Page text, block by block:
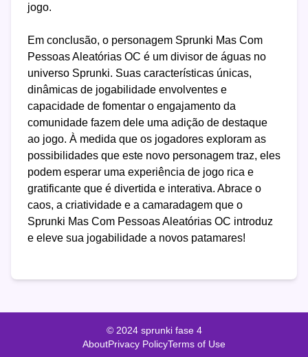
jogo.
Em conclusão, o personagem Sprunki Mas Com
Pessoas Aleatórias OC é um divisor de águas no
universo Sprunki. Suas características únicas,
dinâmicas de jogabilidade envolventes e
capacidade de fomentar o engajamento da
comunidade fazem dele uma adição de destaque
ao jogo. À medida que os jogadores exploram as
possibilidades que este novo personagem traz, eles
podem esperar uma experiência de jogo rica e
gratificante que é divertida e interativa. Abrace o
caos, a criatividade e a camaradagem que o
Sprunki Mas Com Pessoas Aleatórias OC introduz
e eleve sua jogabilidade a novos patamares!
© 2024 sprunki fase 4
AboutPrivacy PolicyTerms of Use